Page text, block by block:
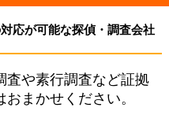
応が可能な探偵・調査会社
査や素行調査など証拠
まかせください。